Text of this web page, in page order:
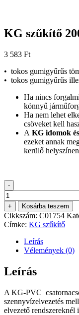
KG szűkítő
3 583 Ft
• tokos gumigyűrűs
• tokos gumigyűrűs
Ha nincs
könnyű
Ha nem lehet
csöveket kell
A KG idomok
ezeket annak
kerülő
-
KG
szűkítő
200-
160-
as
mennyiség
+ Kosárba teszem
Cikkszám: C01754
Címke: KG szűkítő
Leírás
Vélemények (0)
Leírás
A KG-PVC
szennyvízelvezetés
elvezető rendszereknél